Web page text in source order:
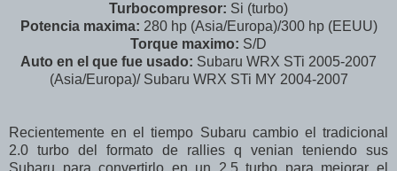
Turbocompresor: Si (turbo)
Potencia maxima: 280 hp (Asia/Europa)/300 hp (EEUU)
Torque maximo: S/D
Auto en el que fue usado: Subaru WRX STi 2005-2007
(Asia/Europa)/ Subaru WRX STi MY 2004-2007
Recientemente en el tiempo Subaru cambio el tradicional
2.0 turbo del formato de rallies q venian teniendo sus